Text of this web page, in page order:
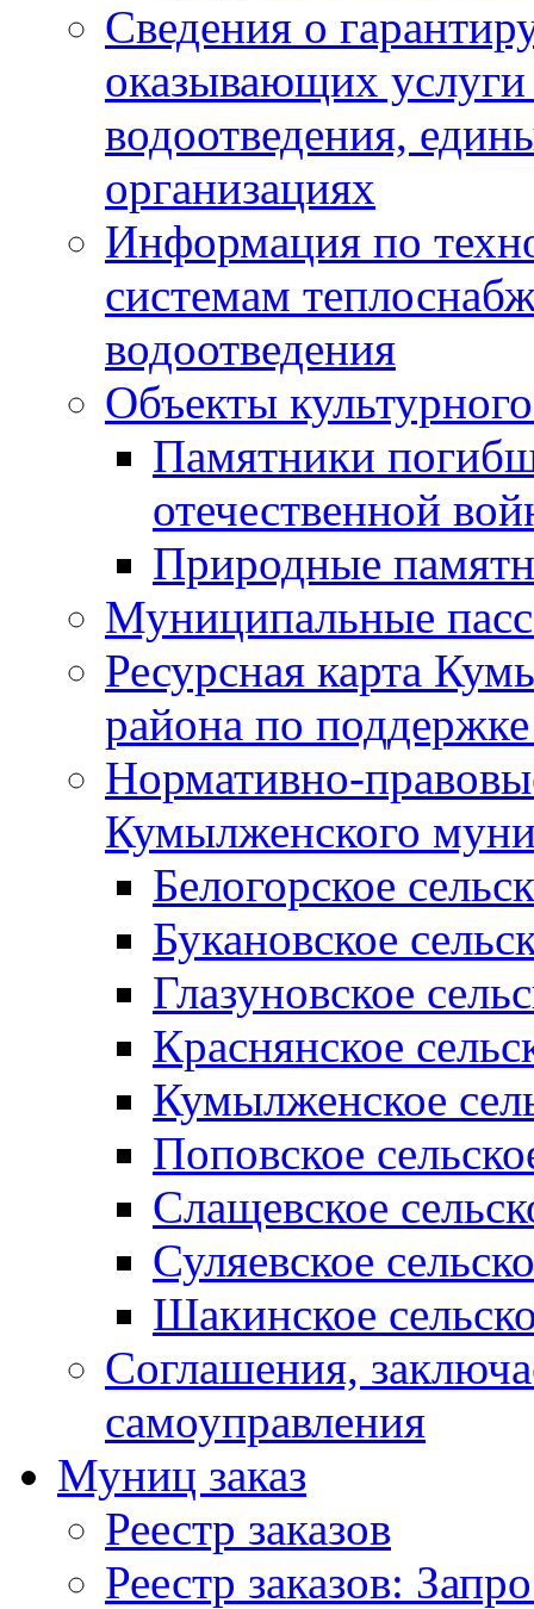
Сведения о
оказывающих
водоотведения,
организациях
Информация по
системам
водоотведения
Объекты
Памятники
отечественной
Природные
Муниципальные
Ресурсная карта
района по
Нормативно-
Кумылженского
Белогорское
Букановское
Глазуновское
Краснянское
Кумылженское
Поповское
Слащевское
Суляевское
Шакинское
Соглашения,
самоуправления
Муниц заказ
Реестр заказов
Реестр заказов: